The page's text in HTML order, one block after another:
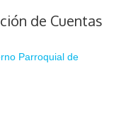
de Cuentas
Parroquial de